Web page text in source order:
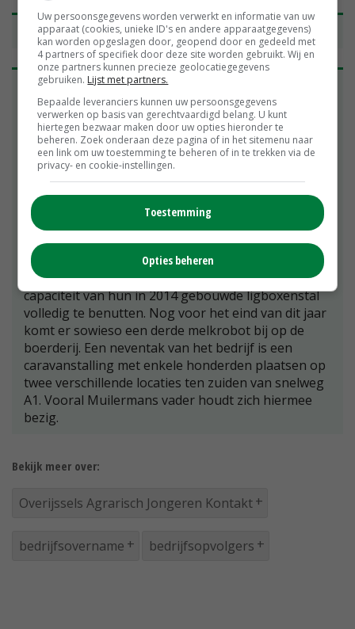
Aanvoerder OAJK is zelf melkveehouder in Oxe
Het Overijssels Agrarisch Jongeren Kontact (OAJK)
is een vereniging voor agrarische jongeren tussen
de 16 en 35 jaar in de provincie Overijssel. Het OAJK
telt momenteel ongeveer vijfhonderd leden.
Ontmoeting en belangenbehartiging zijn de twee
pijlers onder de organisatie. Voorzitter Christian
Muilerman (27) is in het dagelijks leven
melkveehouder in het buurtschap Oxe bij Deventer.
Hij boert daar samen met zijn ouders. Ze hebben
ongeveer 130 melkkoeien op hun bedrijf. Dit aantal
groeit geleidelijk door aankoop van fosfaatrechten.
De melkveehouders hopen binnen enkele jaren de
capaciteit van hun in 2014 gebouwde ligboxenstal
volledig te benutten. Nog voor het eind van dit jaar
komt er sowieso een derde melkrobot bij op de
boerderij. Een neventak van het bedrijf is een
caravanstalling met enkele honderden plaatsen op
twee verschillende locaties ten zuiden van snelweg
A1. Vooral Muilermans vader houdt zich hiermee
bezig.
Bekijk meer over:
Overijssels Agrarisch Jongeren Kontakt
bedrijfsovername bedrijfsopvolgers
Uw persoonsgegevens worden verwerkt en informatie van uw
apparaat (cookies, unieke ID's en andere apparaatgegevens)
kan worden opgeslagen door, geopend door en gedeeld met
4 partners of specifiek door deze site worden gebruikt. Wij en
onze partners kunnen precieze geolocatiegegevens
gebruiken. Lijst met partners.
Bepaalde leveranciers kunnen uw persoonsgegevens
verwerken op basis van gerechtvaardigd belang. U kunt
hiertegen bezwaar maken door uw opties hieronder te
beheren. Zoek onderaan deze pagina of in het sitemenu naar
een link om uw toestemming te beheren of in te trekken via de
privacy- en cookie-instellingen.
Toestemming
Opties beheren